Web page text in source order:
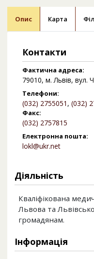
Опис Карта
Контакти
Фактична адреса:
79010, м. Львів, вул.
Телефони:
(032) 2755051 , (032)
Факс:
(032) 2757815
Електронна пошта:
lokl@ukr.net
Діяльність
Кваліфікована
Львова та
громадянам.
Інформація